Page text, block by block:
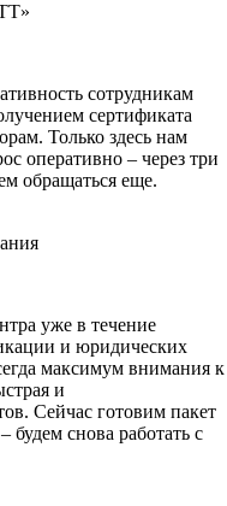
сотрудникам
сертификата
Только здесь нам
оперативно – через три
обращаться еще.
уже в течение
и юридических
максимум внимания к
и
Сейчас готовим пакет
снова работать с